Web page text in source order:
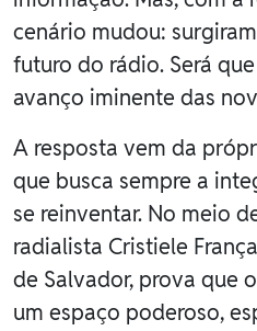
cenário mudou:
futuro do rádio. Será
avanço iminente das
A resposta vem da
que busca sempre a
se reinventar. No meio
radialista Cristiele
de Salvador, prova que
um espaço poderoso,